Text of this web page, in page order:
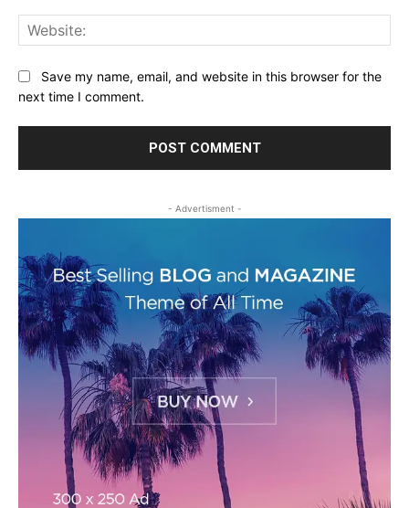
Save my name, email, and website in this browser for the
next time I comment.
- Advertisment -